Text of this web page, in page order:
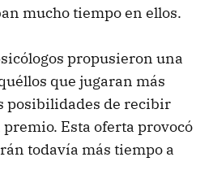
mucho tiempo en ellos.
propusieron una
que jugaran más
posibilidades de recibir
Esta oferta provocó
todavía más tiempo a